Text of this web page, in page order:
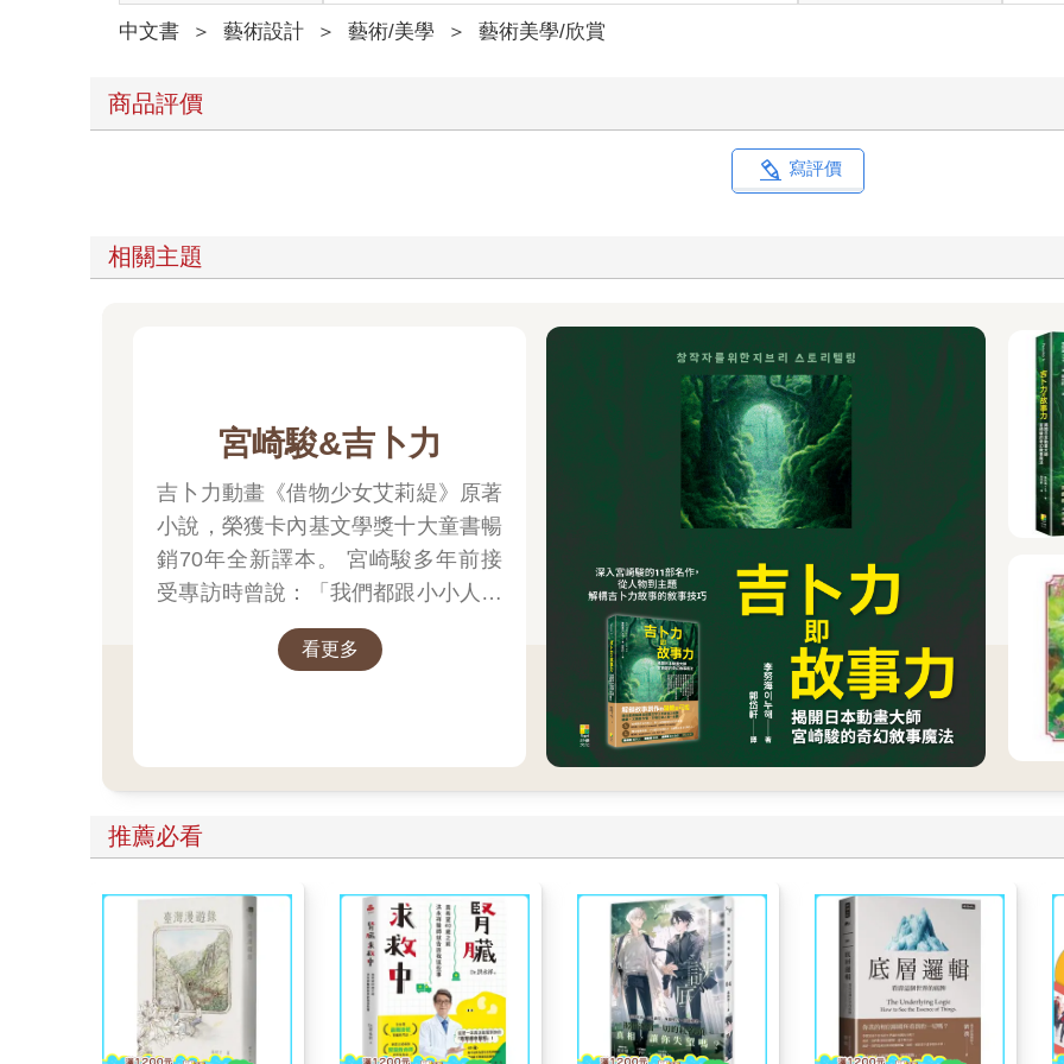
中文書 ＞ 藝術設計 ＞ 藝術/美學 ＞ 藝術美學/欣賞
商品評價
寫評價
相關主題
宮崎駿&吉卜力
吉卜力動畫《借物少女艾莉緹》原著
小說，榮獲卡內基文學獎十大童書暢
銷70年全新譯本。 宮崎駿多年前接
受專訪時曾說：「我們都跟小小人一
樣，過著不穩定的生活……我們是借
住在這個世界上。」
看更多
推薦必看